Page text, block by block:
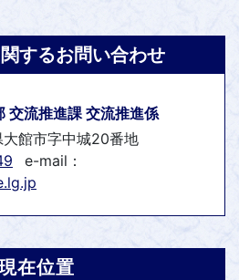
するお問い合わせ
交流推進課 交流推進係
館市字中城20番地
e-mail：
在位置